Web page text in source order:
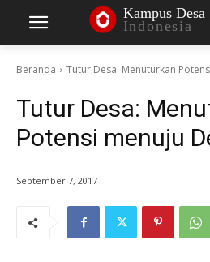
Kampus Desa
Indonesia
Beranda Tutur Desa: Menuturkan
Tutur Desa:
Potensi menuju
September 7, 2017